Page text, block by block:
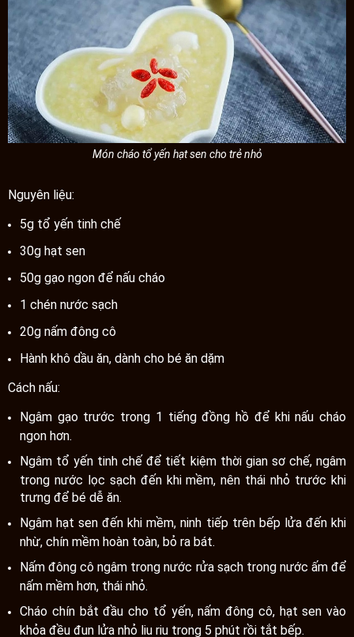
Món cháo tổ yến hạt sen cho trẻ nhỏ
Nguyên liệu:
5g tổ yến tinh chế
30g hạt sen
50g gạo ngon để nấu cháo
1 chén nước sạch
20g nấm đông cô
Hành khô dầu ăn, dành cho bé ăn dặm
Cách nấu:
Ngâm gạo trước trong 1 tiếng đồng hồ để khi nấu cháo
ngon hơn.
Ngâm tổ yến tinh chế để tiết kiệm thời gian sơ chế, ngâm
trong nước lọc sạch đến khi mềm, nên thái nhỏ trước khi
trưng để bé dễ ăn.
Ngâm hạt sen đến khi mềm, ninh tiếp trên bếp lửa đến khi
nhừ, chín mềm hoàn toàn, bỏ ra bát.
Nấm đông cô ngâm trong nước rửa sạch trong nước ấm để
nấm mềm hơn, thái nhỏ.
Cháo chín bắt đầu cho tổ yến, nấm đông cô, hạt sen vào
khỏa đều đun lửa nhỏ liu riu trong 5 phút rồi tắt bếp.